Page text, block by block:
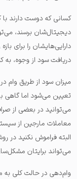
کسانی که دوست دارند با
دارایی‌هایشان را برای
دریافت سود از وجوه، به
میزان سود از طریق وام
تعیین می‌شود اما گاهی
می‌توانید در بعضی از
معاملات مارجین از
البته فراموش نکنید در
می‌تواند برایتان
وام‌دهی در حالت کلی به